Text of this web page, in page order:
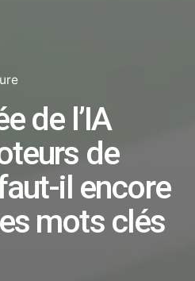
de l’IA
de
il encore
mots clés